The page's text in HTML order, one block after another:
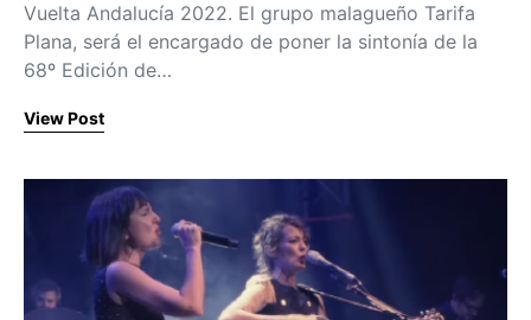
Vuelta Andalucía 2022. El grupo malagueño Tarifa
Plana, será el encargado de poner la sintonía de la
68º Edición de…
View Post